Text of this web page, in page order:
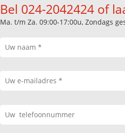
Bel 024-2042424 of
Ma. t/m Za. 09:00-17:00u, Zondags